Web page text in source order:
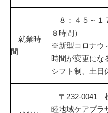
就業時
間
８：４５～１
８時間）
※新型コロナウ
時間が変更にな
シフト制、土日
〒232-0041
睦地域ケアプラ